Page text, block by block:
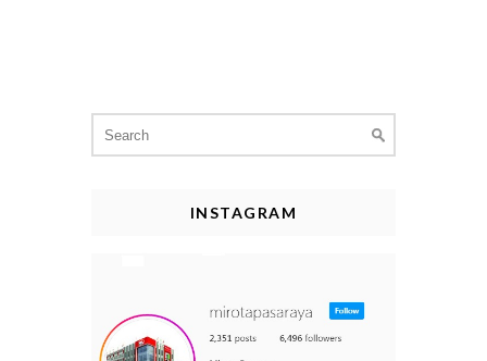
for:
INSTAGRAM